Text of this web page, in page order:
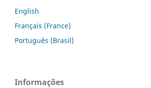
English
Français (France)
Português (Brasil)
Informações